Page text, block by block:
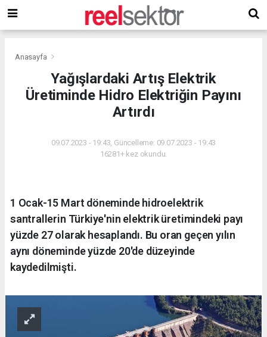
Anasayfa
Yağışlardaki Artış Elektrik
Üretiminde Hidro Elektriğin Payını
Artırdı
09.07.2023 - 19:43, Güncelleme: 09.07.2023 - 19:43
16281+ kez okundu.
1 Ocak-15 Mart döneminde hidroelektrik
santrallerin Türkiye'nin elektrik üretimindeki payı
yüzde 27 olarak hesaplandı. Bu oran geçen yılın
aynı döneminde yüzde 20'de düzeyinde
kaydedilmişti.